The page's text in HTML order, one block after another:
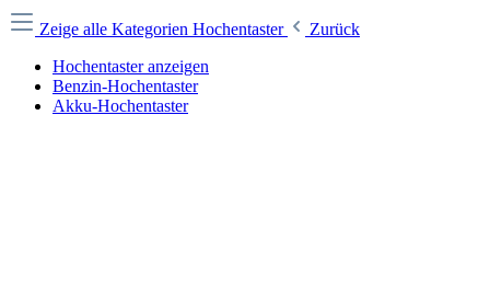
Zeige alle Kategorien Hochentaster
Zurück
Hochentaster anzeigen
Benzin-Hochentaster
Akku-Hochentaster